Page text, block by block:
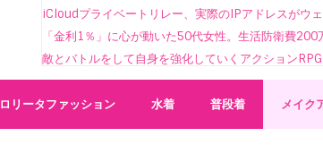
iCloudプライベートリレー、実際のIPアドレスがウ
「金利1％」に心が動いた50代女性。生活防衛費
敵とバトルをして自身を強化していくアクション
話題のオートミールダイエット！ 成功するやり方と
集中してるとき、「オレ今集中してるな」って思って
普段、動画とか投稿するタイミングは自分の中で、
ロリータファッション 水着 普段着 メイク